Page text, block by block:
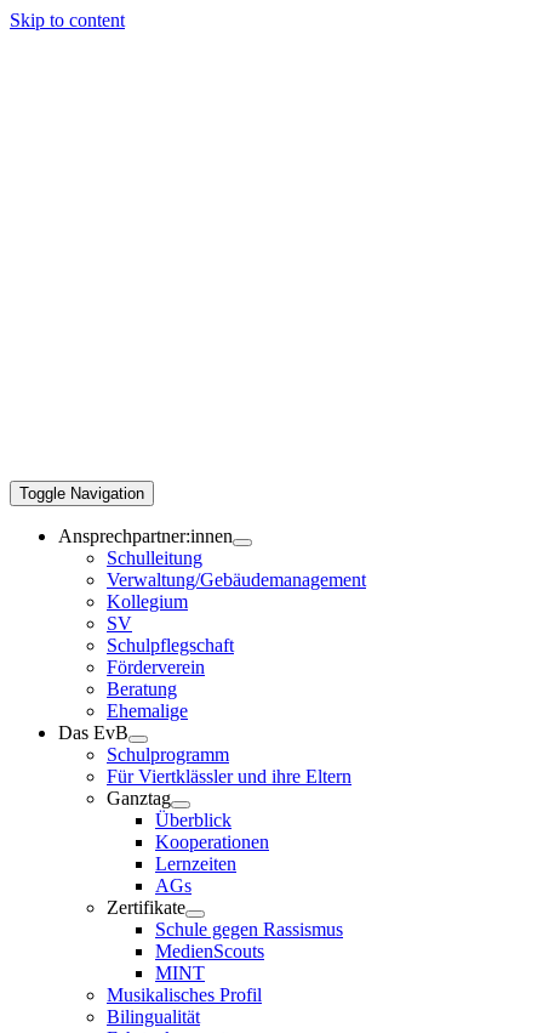
Skip to content
Toggle Navigation
Ansprechpartner:innen
Schulleitung
Verwaltung/Gebäudemanagement
Kollegium
SV
Schulpflegschaft
Förderverein
Beratung
Ehemalige
Das EvB
Schulprogramm
Für Viertklässler und ihre Eltern
Ganztag
Überblick
Kooperationen
Lernzeiten
AGs
Zertifikate
Schule gegen Rassismus
MedienScouts
MINT
Musikalisches Profil
Bilingualität